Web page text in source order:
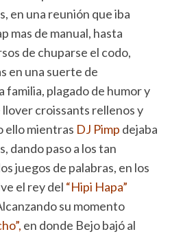
en una reunión que iba
mas de manual, hasta
de chuparse el codo,
en una suerte de
familia, plagado de humor y
llover croissants rellenos y
ello mientras DJ Pimp dejaba
dando paso a los tan
juegos de palabras, en los
el rey del “Hipi Hapa”
su momento
en donde Bejo bajó al